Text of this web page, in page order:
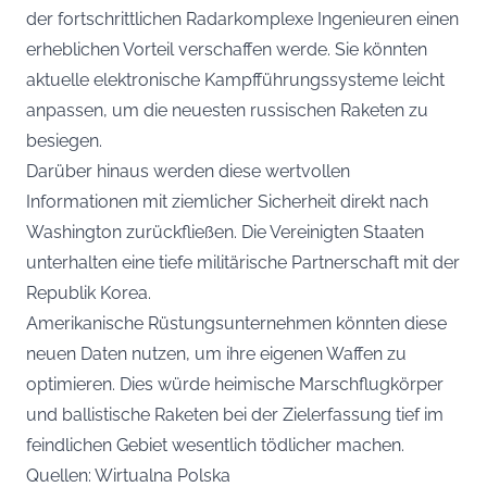
der fortschrittlichen Radarkomplexe Ingenieuren einen
erheblichen Vorteil verschaffen werde. Sie könnten
aktuelle elektronische Kampfführungssysteme leicht
anpassen, um die neuesten russischen Raketen zu
besiegen.
Darüber hinaus werden diese wertvollen
Informationen mit ziemlicher Sicherheit direkt nach
Washington zurückfließen. Die Vereinigten Staaten
unterhalten eine tiefe militärische Partnerschaft mit der
Republik Korea.
Amerikanische Rüstungsunternehmen könnten diese
neuen Daten nutzen, um ihre eigenen Waffen zu
optimieren. Dies würde heimische Marschflugkörper
und ballistische Raketen bei der Zielerfassung tief im
feindlichen Gebiet wesentlich tödlicher machen.
Quellen: Wirtualna Polska